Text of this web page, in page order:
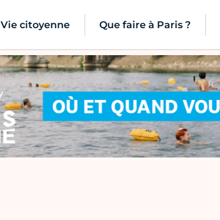
Vie citoyenne Que faire à Paris ?